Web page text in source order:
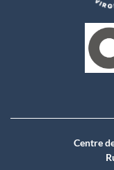
Centre